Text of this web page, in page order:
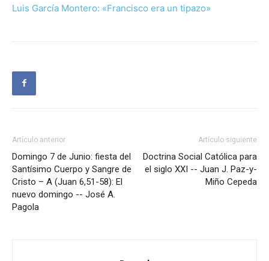
Luis García Montero: «Francisco era un tipazo»
Artículo anterior
Domingo 7 de Junio: fiesta del
Santísimo Cuerpo y Sangre de
Cristo – A (Juan 6,51-58): El
nuevo domingo -- José A.
Pagola
Artículo siguiente
Doctrina Social Católica para
el siglo XXI -- Juan J. Paz-y-
Miño Cepeda